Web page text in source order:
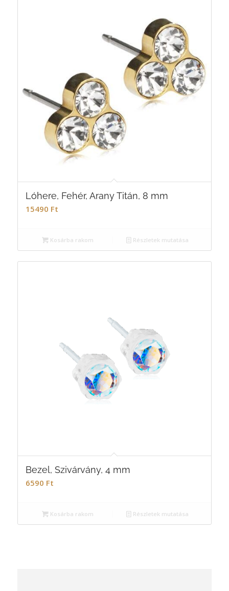
Lóhere, Fehér, Arany Titán, 8 mm
15490 Ft
Kosárba rakom Részletek mutatása
Bezel, Szivárvány, 4 mm
6590 Ft
Kosárba rakom Részletek mutatása